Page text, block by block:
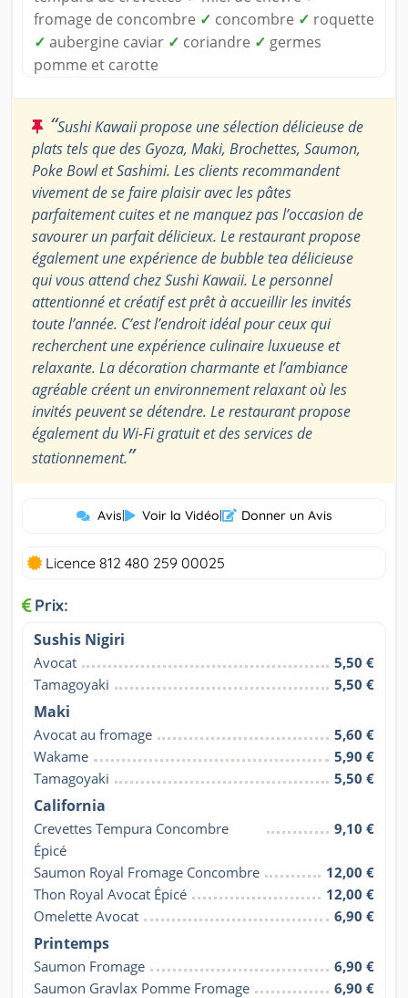
fromage de concombre ✓ concombre ✓ roquette
✓ aubergine caviar ✓ coriandre ✓ germes
pomme et carotte
“Sushi Kawaii propose une sélection délicieuse de
plats tels que des Gyoza, Maki, Brochettes, Saumon,
Poke Bowl et Sashimi. Les clients recommandent
vivement de se faire plaisir avec les pâtes
parfaitement cuites et ne manquez pas l’occasion de
savourer un parfait délicieux. Le restaurant propose
également une expérience de bubble tea délicieuse
qui vous attend chez Sushi Kawaii. Le personnel
attentionné et créatif est prêt à accueillir les invités
toute l’année. C’est l’endroit idéal pour ceux qui
recherchent une expérience culinaire luxueuse et
relaxante. La décoration charmante et l’ambiance
agréable créent un environnement relaxant où les
invités peuvent se détendre. Le restaurant propose
également du Wi-Fi gratuit et des services de
stationnement.”
Avis| Voir la Vidéo| Donner un Avis
Licence 812 480 259 00025
Prix:
Sushis Nigiri
Avocat
5,50 €
Tamagoyaki
5,50 €
Maki
Avocat au fromage
5,60 €
Wakame
5,90 €
Tamagoyaki
5,50 €
California
Crevettes Tempura Concombre
Épicé
9,10 €
Saumon Royal Fromage Concombre
12,00 €
Thon Royal Avocat Épicé
12,00 €
Omelette Avocat
6,90 €
Printemps
Saumon Fromage
6,90 €
Saumon Gravlax Pomme Fromage
6,90 €